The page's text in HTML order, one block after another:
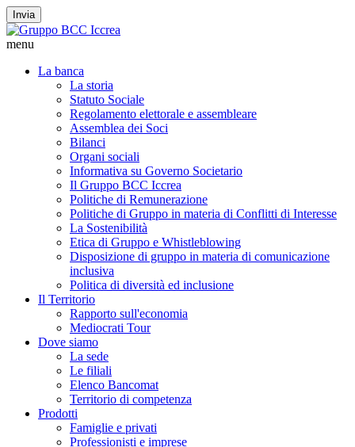
Invia
menu
La banca
La storia
Statuto Sociale
Regolamento elettorale e assembleare
Assemblea dei Soci
Bilanci
Organi sociali
Informativa su Governo Societario
Il Gruppo BCC Iccrea
Politiche di Remunerazione
Politiche di Gruppo in materia di Conflitti di Interesse
La Sostenibilità
Etica di Gruppo e Whistleblowing
Disposizione di gruppo in materia di comunicazione
inclusiva
Politica di diversità ed inclusione
Il Territorio
Rapporto sull'economia
Mediocrati Tour
Dove siamo
La sede
Le filiali
Elenco Bancomat
Territorio di competenza
Prodotti
Famiglie e privati
Professionisti e imprese